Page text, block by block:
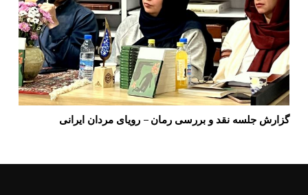
گزارش جلسه نقد و بررسی رمان – رویای مردان ایرانی